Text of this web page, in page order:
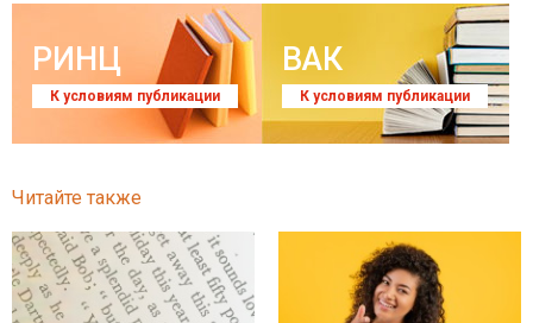
РИНЦ
К условиям публикации
ВАК
К условиям публикации
Читайте также